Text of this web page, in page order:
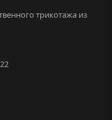
трикотажа из